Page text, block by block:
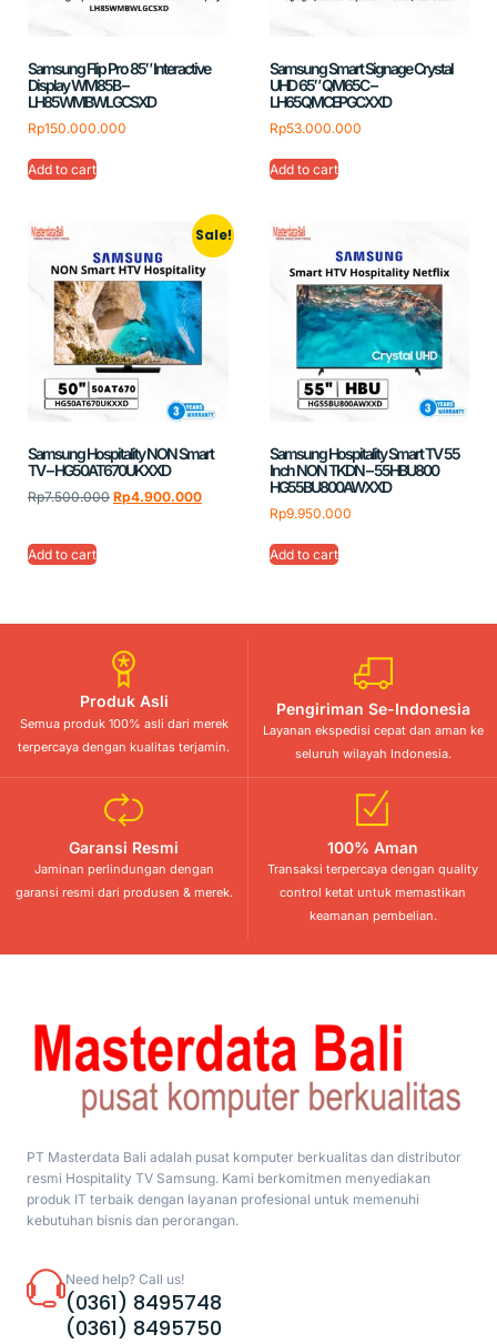
Samsung Flip Pro 85″ Interactive
Display WM85B –
LH85WMBWLGCSXD
Rp150.000.000
Add to cart
Samsung Smart Signage Crystal
UHD 65″ QM65C –
LH65QMCEPGCXXD
Rp53.000.000
Add to cart
Sale!
Samsung Hospitality NON Smart
TV – HG50AT670UKXXD
Rp7.500.000 Rp4.900.000
Add to cart
Samsung Hospitality Smart TV 55
Inch NON TKDN – 55HBU800
HG55BU800AWXXD
Rp9.950.000
Add to cart
Produk Asli
Semua produk 100% asli dari merek
terpercaya dengan kualitas terjamin.
Pengiriman Se-Indonesia
Layanan ekspedisi cepat dan aman ke
seluruh wilayah Indonesia.
Garansi Resmi
Jaminan perlindungan dengan
garansi resmi dari produsen & merek.
100% Aman
Transaksi terpercaya dengan quality
control ketat untuk memastikan
keamanan pembelian.
PT Masterdata Bali adalah pusat komputer berkualitas dan distributor
resmi Hospitality TV Samsung. Kami berkomitmen menyediakan
produk IT terbaik dengan layanan profesional untuk memenuhi
kebutuhan bisnis dan perorangan.
Need help? Call us!
(0361) 8495748
(0361) 8495750